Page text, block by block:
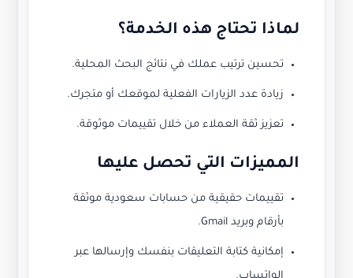
لماذا تحتاج هذه الخدمة؟
تحسين ترتيب عملك في نتائج البحث المحلية.
زيادة عدد الزيارات الفعلية لموقعك أو متجرك.
تعزيز ثقة العملاء من خلال تقييمات موثوقة.
المميزات التي تحصل عليها
تقييمات حقيقية من حسابات سعودية موثقة
بأرقام وبريد Gmail.
إمكانية كتابة التعليقات بنفسك وإرسالها عبر
الواتساب.